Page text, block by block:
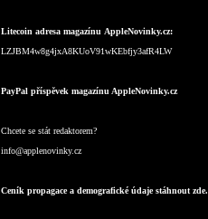
Litecoin adresa magazínu AppleNovinky.cz:
LZJBM4w8g4jxA8KUoV91wKEbfjy3afR4LW
PayPal příspěvek magazínu AppleNovinky.cz
Chcete se stát redaktorem?
info@applenovinky.cz
Ceník propagace a demografické údaje stáhnout zde.